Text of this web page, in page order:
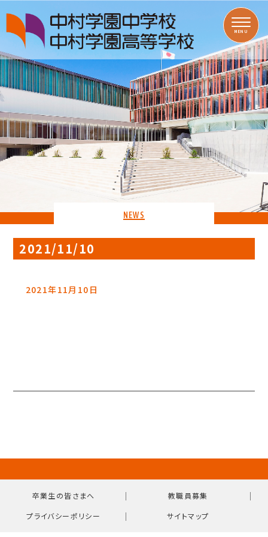
MENU
NEWS
2021/11/10
2021年11月10日
卒業生の皆さまへ ｜ 教職員募集 ｜
プライバシーポリシー ｜ サイトマップ